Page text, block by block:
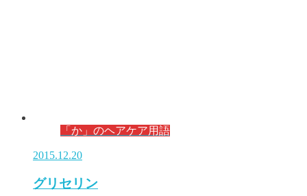
「か」のヘアケア用語
2015.12.20
グリセリン